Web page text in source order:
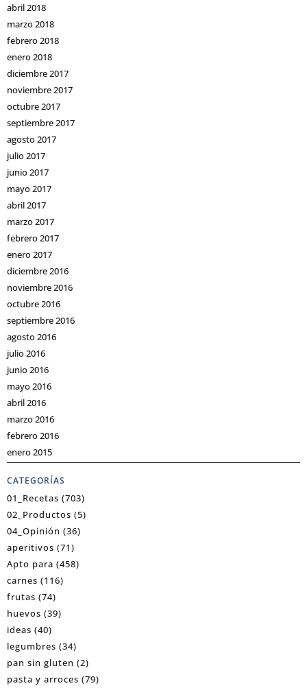
abril 2018
marzo 2018
febrero 2018
enero 2018
diciembre 2017
noviembre 2017
octubre 2017
septiembre 2017
agosto 2017
julio 2017
junio 2017
mayo 2017
abril 2017
marzo 2017
febrero 2017
enero 2017
diciembre 2016
noviembre 2016
octubre 2016
septiembre 2016
agosto 2016
julio 2016
junio 2016
mayo 2016
abril 2016
marzo 2016
febrero 2016
enero 2015
CATEGORÍAS
01_Recetas (703)
02_Productos (5)
04_Opinión (36)
aperitivos (71)
Apto para (458)
carnes (116)
frutas (74)
huevos (39)
ideas (40)
legumbres (34)
pan sin gluten (2)
pasta y arroces (79)